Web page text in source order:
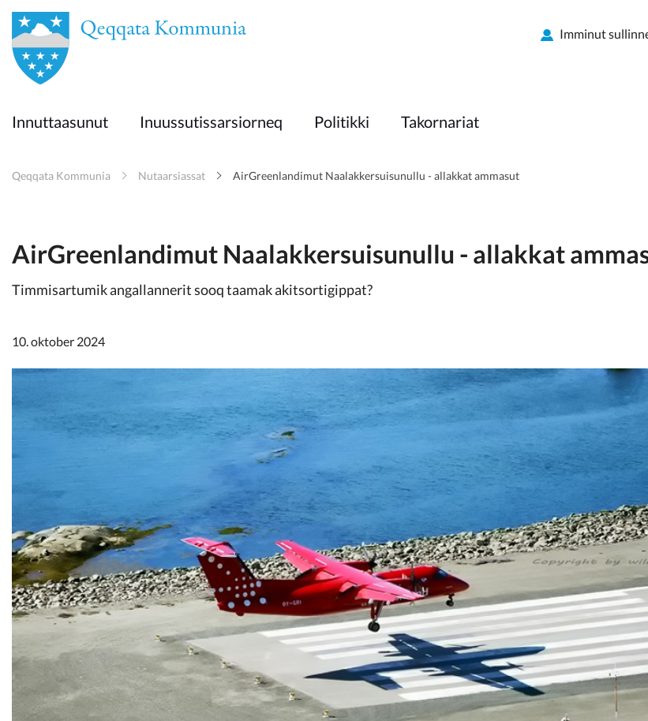
en
Innuttaasunut
Politikki
Kommune pillugu
Imminut
Innuttaasunut Inuussutissarsiorneq Politikki Takornariat
Qeqqata Kommunia Nutaarsiassat AirGreenlandimut Naalakkersuisunullu - allakkat ammasut
AirGreenlandimut Naalakkersuisunullu - allakkat
Timmisartumik angallannerit sooq taamak akitsortigippat?
10. oktober 2024